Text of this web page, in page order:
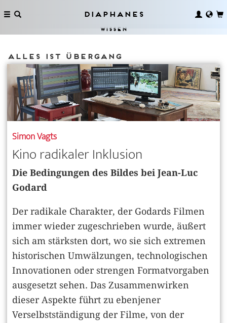
Diaphanes
Wissen
Alles ist Übergang
Simon Vagts
Kino radikaler Inklusion
Die Bedingungen des Bildes bei Jean-Luc
Godard
Der radikale Charakter, der Godards Filmen
immer wieder zugeschrieben wurde, äußert
sich am stärksten dort, wo sie sich extremen
historischen Umwälzungen, technologischen
Innovationen oder strengen Formatvorgaben
ausgesetzt sehen. Das Zusammenwirken
dieser Aspekte führt zu ebenjener
Verselbstständigung der Filme, von der